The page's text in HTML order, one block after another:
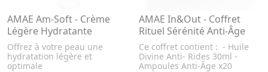
AMAE Am-Soft - Crème
Légère Hydratante
Offrez à votre peau une
hydratation légère et
optimale
AMAE In&Out - Coffret
Rituel Sérénité Anti-Âge
Ce coffret contient : - Huile
Divine Anti- Rides 30ml -
Ampoules Anti-Âge x20